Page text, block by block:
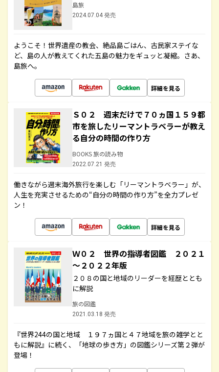
島旅
2024.07.04 発売
ようこそ！世界遺産の教会、絶品島ごはん、古民家ステイな
ど、島の人が教えてくれた五島の魅力をギュッと凝縮。さあ、
島旅へ。
詳細を見る
Ｓ０２ 週末だけで７０ヵ国１５９都
市を旅したリーマントラベラーが教え
る自分の時間の作り方
BOOKS 旅の読み物
2022.07.21 発売
働きながら週末海外旅行を楽しむ「リーマントラベラー」が、
人生を充実させるための“自分の時間の作り方”を全力プレゼ
ン！
詳細を見る
Ｗ０２ 世界の指導者図鑑 ２０２１
～２０２２年版
２０８の国と地域のリーダーを経歴ととも
に解説
旅の図鑑
2021.03.18 発売
『世界244の国と地域 １９７ヵ国と４７地域を旅の雑学とと
もに解説』に続く、「地球の歩き方」の図鑑シリーズ第２弾が
登場！